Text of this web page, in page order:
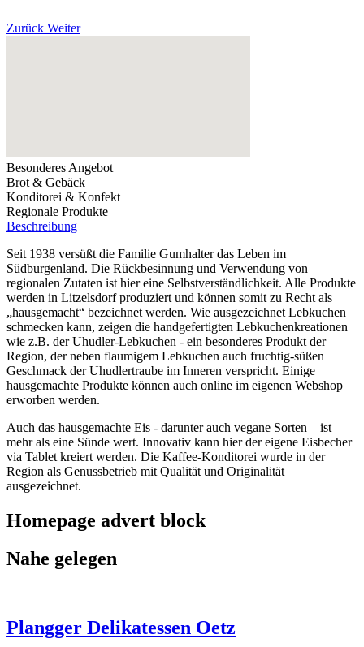
Zurück Weiter
Besonderes Angebot
Brot & Gebäck
Konditorei & Konfekt
Regionale Produkte
Beschreibung
Seit 1938 versüßt die Familie Gumhalter das Leben im
Südburgenland. Die Rückbesinnung und Verwendung von
regionalen Zutaten ist hier eine Selbstverständlichkeit. Alle Produkte
werden in Litzelsdorf produziert und können somit zu Recht als
„hausgemacht“ bezeichnet werden. Wie ausgezeichnet Lebkuchen
schmecken kann, zeigen die handgefertigten Lebkuchenkreationen
wie z.B. der Uhudler-Lebkuchen - ein besonderes Produkt der
Region, der neben flaumigem Lebkuchen auch fruchtig-süßen
Geschmack der Uhudlertraube im Inneren verspricht. Einige
hausgemachte Produkte können auch online im eigenen Webshop
erworben werden.
Auch das hausgemachte Eis - darunter auch vegane Sorten – ist
mehr als eine Sünde wert. Innovativ kann hier der eigene Eisbecher
via Tablet kreiert werden. Die Kaffee-Konditorei wurde in der
Region als Genussbetrieb mit Qualität und Originalität
ausgezeichnet.
Homepage advert block
Nahe gelegen
Plangger Delikatessen Oetz